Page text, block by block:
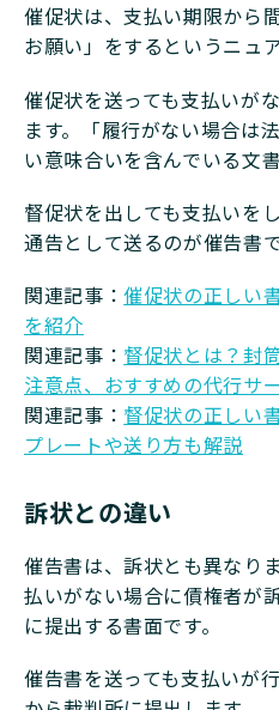
催促状は、支払い期限から
お願い」をするというニュ
催促状を送っても支払いが
ます。「履行がない場合は
い意味合いを含んでいる文書
督促状を出しても支払いを
通告として送るのが催告書で
関連記事：催促状の正しい
を紹介
関連記事： 督促状とは？封
注意点、おすすめの代行サ
関連記事： 督促状の正しい
プレートや送り方も解説
訴状との違い
催告書は、訴状とも異なり
払いがない場合に債権者が
に提出する書面です。
催告書を送っても支払いが